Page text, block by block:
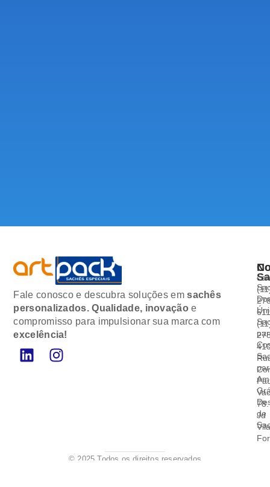
Fale conosco e descubra soluções emsachês
personalizados. Qualidade, inovação e
compromisso para impulsionar sua marca com
excelência!
de
78.
Jd
© 2025 Todos os direitos reservados